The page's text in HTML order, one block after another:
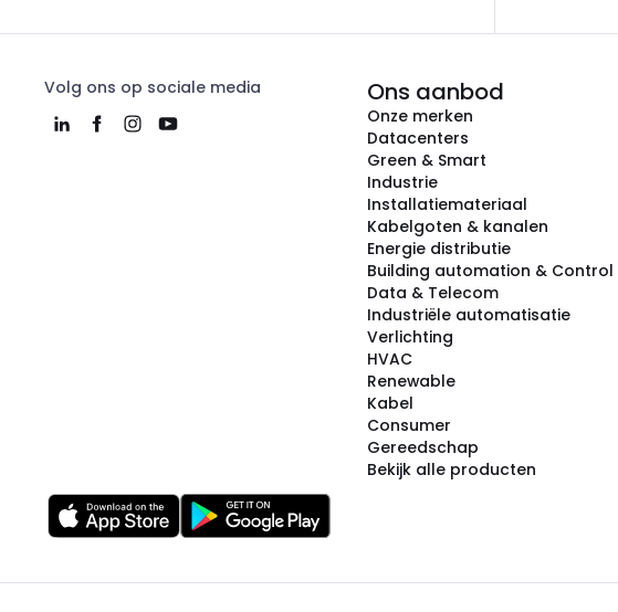
Volg ons op sociale media Ons aanbod
Onze merken
Datacenters
Green & Smart
Industrie
Installatiemateriaal
Kabelgoten & kanalen
Energie distributie
Building automation & Control
Data & Telecom
Industriële automatisatie
Verlichting
HVAC
Renewable
Kabel
Consumer
Gereedschap
Bekijk alle producten